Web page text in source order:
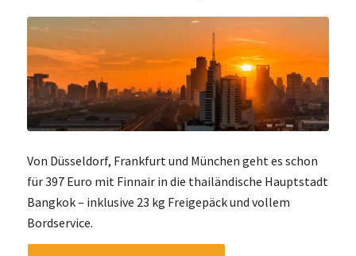
Von Düsseldorf, Frankfurt und München geht es schon
für 397 Euro mit Finnair in die thailändische Hauptstadt
Bangkok – inklusive 23 kg Freigepäck und vollem
Bordservice.